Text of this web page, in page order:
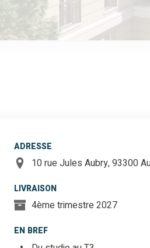
ADRESSE
10 rue Jules Aubry, 93300
LIVRAISON
4ème trimestre 2027
EN BREF